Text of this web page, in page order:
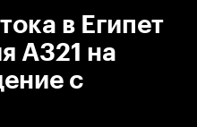
в Египет
А321 на
с